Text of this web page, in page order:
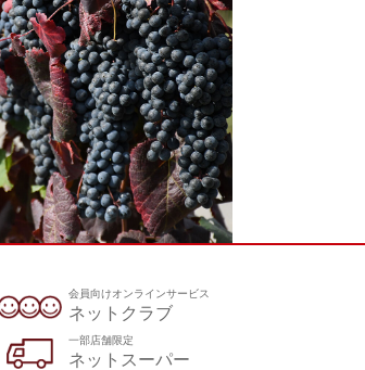
会員向けオンラインサービス
ネットクラブ
一部店舗限定
ネットスーパー